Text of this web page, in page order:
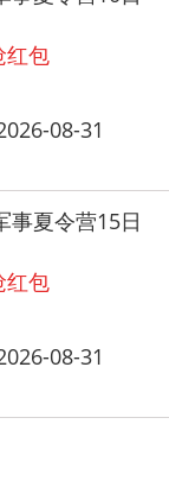
红包
08-31
事夏令营15日
红包
08-31